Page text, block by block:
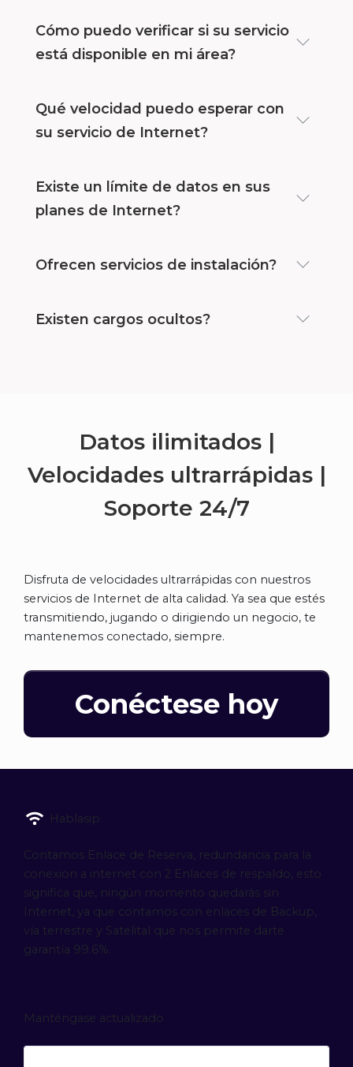
Cómo puedo verificar si su servicio
está disponible en mi área?
Qué velocidad puedo esperar con
su servicio de Internet?
Existe un límite de datos en sus
planes de Internet?
Ofrecen servicios de instalación?
Existen cargos ocultos?
Datos ilimitados |
Velocidades ultrarrápidas |
Soporte 24/7
Disfruta de velocidades ultrarrápidas con nuestros
servicios de Internet de alta calidad. Ya sea que estés
transmitiendo, jugando o dirigiendo un negocio, te
mantenemos conectado, siempre.
Conéctese hoy
Hablasip
Contamos Enlace de Reserva, redundancia para la
conexion a internet con 2 Enlaces de respaldo, esto
significa que, ningún momento quedarás sin
Internet, ya que contamos con enlaces de Backup,
vía terrestre y Satelital que nos permite darte
garantía 99.6%.
Manténgase actualizado